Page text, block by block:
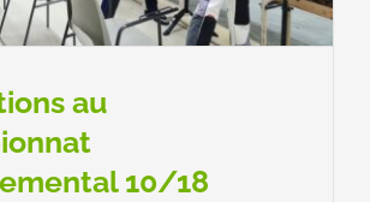
au
10/18